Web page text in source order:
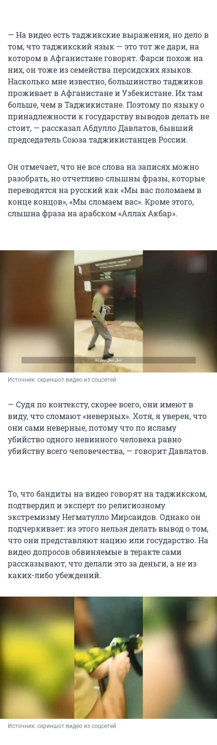
— На видео есть таджикские выражения, но дело в
том, что таджикский язык — это тот же дари, на
котором в Афганистане говорят. Фарси похож на
них, он тоже из семейства персидских языков.
Насколько мне известно, большинство таджиков
проживает в Афганистане и Узбекистане. Их там
больше, чем в Таджикистане. Поэтому по языку о
принадлежности к государству выводов делать не
стоит, — рассказал Абдулло Давлатов, бывший
председатель Союза таджикистанцев России.
Он отмечает, что не все слова на записях можно
разобрать, но отчетливо слышны фразы, которые
переводятся на русский как «Мы вас поломаем в
конце концов», «Мы сломаем вас». Кроме этого,
слышна фраза на арабском «Аллах Акбар».
Источник: скриншот видео из соцсетей
— Судя по контексту, скорее всего, они имеют в
виду, что сломают «неверных». Хотя, я уверен, что
они сами неверные, потому что по исламу
убийство одного невинного человека равно
убийству всего человечества, — говорит Давлатов.
То, что бандиты на видео говорят на таджикском,
подтвердил и эксперт по религиозному
экстремизму Негматулло Мирсаидов. Однако он
подчеркивает: из этого нельзя делать вывод о том,
что они представляют нацию или государство. На
видео допросов обвиняемые в теракте сами
рассказывают, что делали это за деньги, а не из
каких-либо убеждений.
Источник: скриншот видео из соцсетей